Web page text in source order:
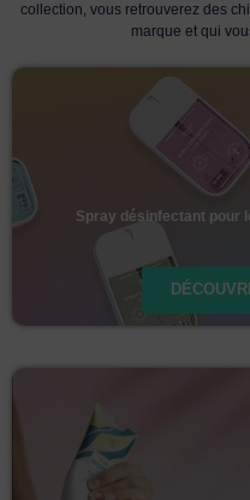
collection, vous retrouverez des
marque et qui
Spray désinfectant pour